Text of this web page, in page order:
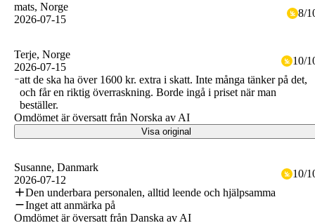
mats, Norge
2026-07-15
8/
Terje, Norge
2026-07-15
10/
att de ska ha över 1600 kr. extra i skatt. Inte många tänker på det,
och får en riktig överraskning. Borde ingå i priset när man
beställer.
Omdömet är översatt från Norska av AI
Visa original
Susanne, Danmark
2026-07-12
10/
Den underbara personalen, alltid leende och hjälpsamma
Inget att anmärka på
Omdömet är översatt från Danska av AI